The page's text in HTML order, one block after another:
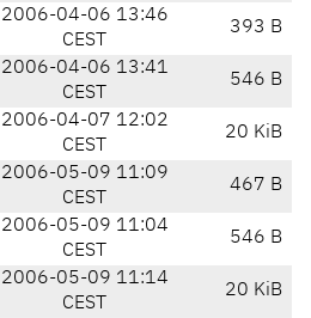
2006-04-06 13:46
CEST
393 B
2006-04-06 13:41
CEST
546 B
2006-04-07 12:02
CEST
20 KiB
2006-05-09 11:09
CEST
467 B
2006-05-09 11:04
CEST
546 B
2006-05-09 11:14
CEST
20 KiB